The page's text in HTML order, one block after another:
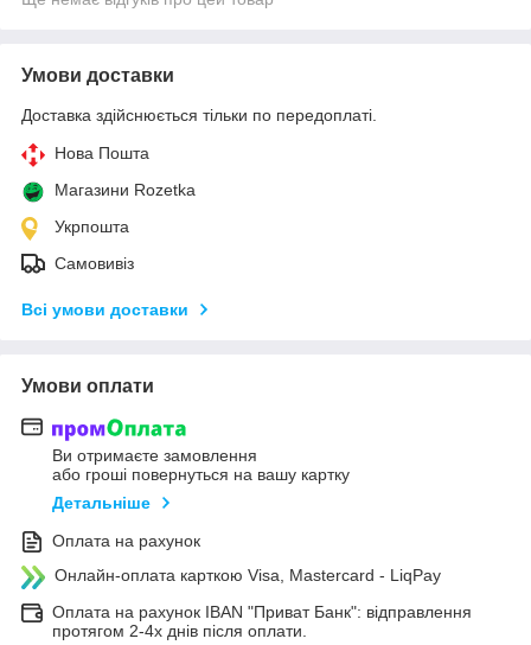
Умови доставки
Доставка здійснюється тільки по передоплаті.
Нова Пошта
Магазини Rozetka
Укрпошта
Самовивіз
Всі умови доставки
Умови оплати
Ви отримаєте замовлення
або гроші повернуться на вашу картку
Детальніше
Оплата на рахунок
Онлайн-оплата карткою Visa, Mastercard - LiqPay
Оплата на рахунок IBAN "Приват Банк": відправлення
протягом 2-4х днів після оплати.